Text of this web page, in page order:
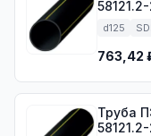
d125
763,42
Труба